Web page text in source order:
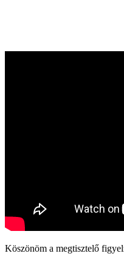
Köszönöm a megtisztelő